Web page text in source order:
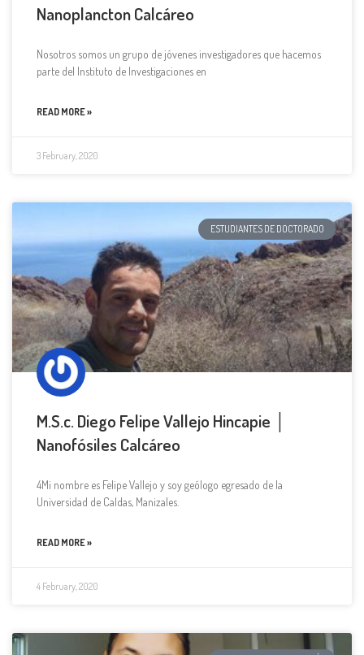
Nanoplancton Calcáreo
Nosotros somos un grupo de jóvenes investigadores que hacemos
parte del Instituto de Investigaciones en
READ MORE »
3 February, 2020
ESTUDIANTES DE DOCTORADO
M.S.c. Diego Felipe Vallejo Hincapie │
Nanofósiles Calcáreo
4Mi nombre es Felipe Vallejo y soy geólogo egresado de la
Universidad de Caldas, Manizales.
READ MORE »
4 February, 2020